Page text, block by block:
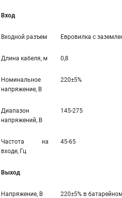
Вход
Входной разъем Евровилка с
Длина кабеля, м 0,8
Номинальное
напряжение, В
220±5%
Диапазон
напряжений, В
145-275
Частота на
входе, Гц
45-65
Выход
Напряжение, В 220±5% в